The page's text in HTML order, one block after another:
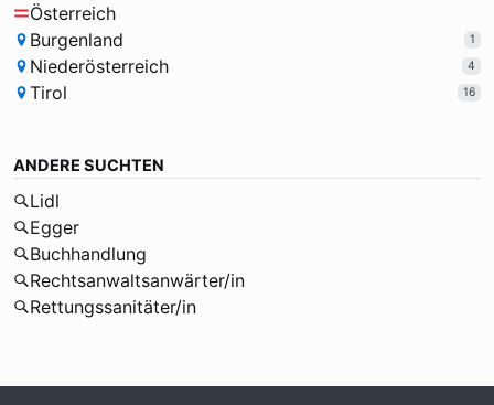
Österreich
Burgenland
1
Niederösterreich 4
Tirol 16
ANDERE SUCHTEN
Lidl
Egger
Buchhandlung
Rechtsanwaltsanwärter/in
Rettungssanitäter/in